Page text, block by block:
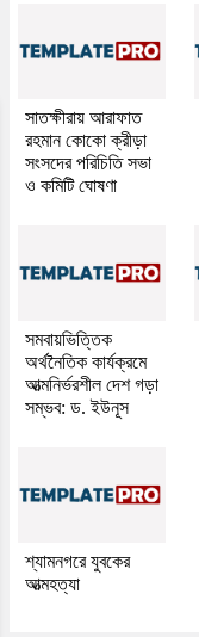
সাতক্ষীরায় আরাফাত
রহমান কোকো ক্রীড়া
সংসদের পরিচিতি সভা
ও কমিটি ঘোষণা
সমবায়ভিত্তিক
অর্থনৈতিক কার্যক্রমে
আত্মনির্ভরশীল দেশ গড়া
সম্ভব: ড. ইউনূস
শ্যামনগরে যুবকের
আত্মহত্যা